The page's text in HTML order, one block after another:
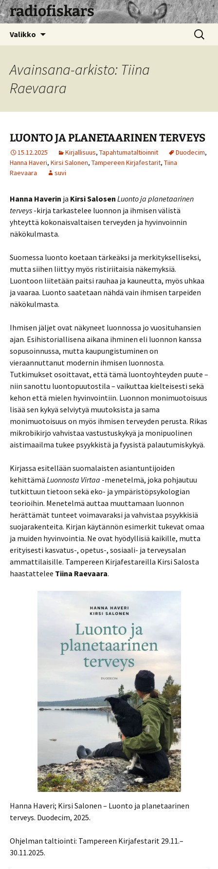
radiofiskars
Valikko Haku:
Avainsana-arkisto: Tiina
Raevaara
LUONTO JA PLANETAARINEN TERVEYS
15.12.2025 Kirjallisuus, Tapahtumataltioinnit Duodecim,
Hanna Haveri, Kirsi Salonen, Tampereen Kirjafestarit, Tiina
Raevaara
suvi
Hanna Haverin ja Kirsi Salosen Luonto ja planetaarinen
terveys -kirja tarkastelee luonnon ja ihmisen välistä
yhteyttä kokonaisvaltaisen terveyden ja hyvinvoinnin
näkökulmasta.
Suomessa luonto koetaan tärkeäksi ja merkitykselliseksi,
mutta siihen liittyy myös ristiriitaisia näkemyksiä.
Luontoon liitetään paitsi rauhaa ja kauneutta, myös uhkaa
ja vaaraa. Luonto saatetaan nähdä vain ihmisen tarpeiden
näkökulmasta.
Ihmisen jäljet ovat näkyneet luonnossa jo vuosituhansien
ajan. Esihistoriallisena aikana ihminen eli luonnon kanssa
sopusoinnussa, mutta kaupungistuminen on
vieraannuttanut modernin ihmisen luonnosta.
Tutkimukset osoittavat, että tämä luontoyhteyden puute –
niin sanottu luontopuutostila – vaikuttaa kielteisesti sekä
kehon että mielen hyvinvointiin. Luonnon monimuotoisuus
lisää sen kykyä selviytyä muutoksista ja sama
monimuotoisuus on myös ihmisen terveyden perusta. Rikas
mikrobikirjo vahvistaa vastustuskykyä ja monipuolinen
aistimaailma tukee psyykkistä ja fyysistä palautumiskykyä.
Kirjassa esitellään suomalaisten asiantuntijoiden
kehittämä Luonnosta Virtaa -menetelmä, joka pohjautuu
tutkittuun tietoon sekä eko- ja ympäristöpsykologian
teorioihin. Menetelmä auttaa muuttamaan luonnon
herättämät tunteet voimavaraksi ja vahvistaa psyykkisiä
suojarakenteita. Kirjan käytännön esimerkit tukevat omaa
ja muiden hyvinvointia. Ne ovat hyödyllisiä kaikille, mutta
erityisesti kasvatus-, opetus-, sosiaali- ja terveysalan
ammattilaisille. Tampereen Kirjafestareilla Kirsi Salosta
haastattelee Tiina Raevaara.
Hanna Haveri; Kirsi Salonen – Luonto ja planetaarinen
terveys. Duodecim, 2025.
Ohjelman taltiointi: Tampereen Kirjafestarit 29.11.–
30.11.2025.